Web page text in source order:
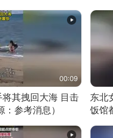
00:09
其拽回大海 目击
参考消息）
东北
饭馆